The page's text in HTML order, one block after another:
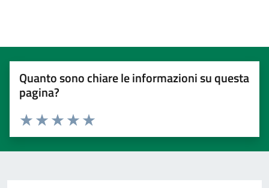
Quanto sono chiare le informazioni su questa
pagina?
Valuta 5 stelle su 5
Valuta 4 stelle su 5
Valuta 3 stelle su 5
Valuta 2 stelle su 5
Valuta 1 stelle su 5